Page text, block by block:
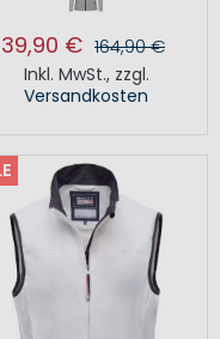
39,90 € 164,90 €
Inkl. MwSt., zzgl.
Versandkosten